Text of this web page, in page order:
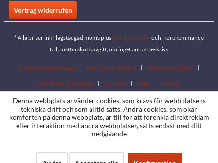
Vertrag widerrufen
* Alla priser inkl. lagstadgad moms plusfraktkostnaderoch i förekommande
fall postförskottsavgift, om inget annat beskrivs
Gratis nedladdningar Sök återförsäljare
Bli återförsäljare
Ladda ner kataloger
Contact Jobs Platser
Denna webbplats använder cookies, som krävs för webbplatsens
tekniska drift och som alltid sätts. Andra cookies, som ökar
komforten på denna webbplats, är till för att förenkla direktreklam
eller interaktion med andra webbplatser, sätts endast med ditt
medgivande.